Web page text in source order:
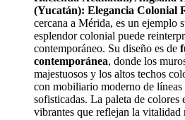
(Yucatán): Elegancia Colonial
cercana a Mérida, es un ejemplo
esplendor colonial puede
contemporáneo. Su diseño es de
contemporánea, donde los
majestuosos y los altos techos
con mobiliario moderno de
sofisticadas. La paleta de colores
vibrantes que reflejan la